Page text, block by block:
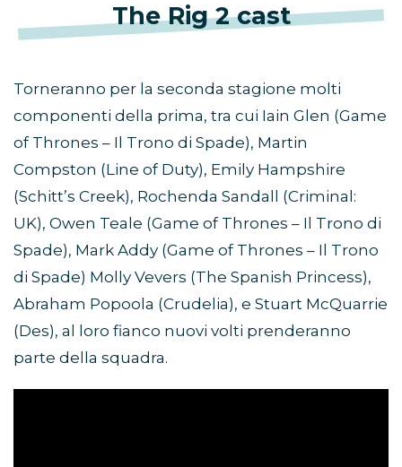
The Rig 2 cast
Torneranno per la seconda stagione molti
componenti della prima, tra cui Iain Glen (Game
of Thrones – Il Trono di Spade), Martin
Compston (Line of Duty), Emily Hampshire
(Schitt’s Creek), Rochenda Sandall (Criminal:
UK), Owen Teale (Game of Thrones – Il Trono di
Spade), Mark Addy (Game of Thrones – Il Trono
di Spade) Molly Vevers (The Spanish Princess),
Abraham Popoola (Crudelia), e Stuart McQuarrie
(Des), al loro fianco nuovi volti prenderanno
parte della squadra.